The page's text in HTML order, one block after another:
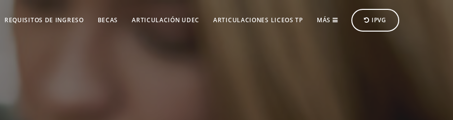
REQUISITOS DE INGRESO BECAS ARTICULACIÓN UDEC ARTICULACIONES LICEOS TP MÁS IPVG